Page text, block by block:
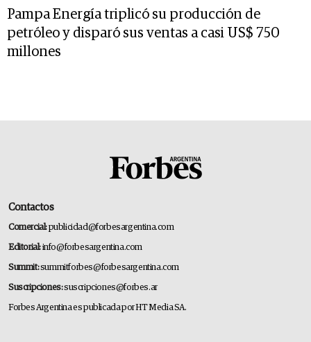
Pampa Energía triplicó su producción de
petróleo y disparó sus ventas a casi US$ 750
millones
Contactos
Comercial:publicidad@forbesargentina.com
Editorial:info@forbesargentina.com
Summit:summitforbes@forbesargentina.com
Suscripciones:suscripciones@forbes.ar
Forbes Argentina es publicada por HT Media SA.